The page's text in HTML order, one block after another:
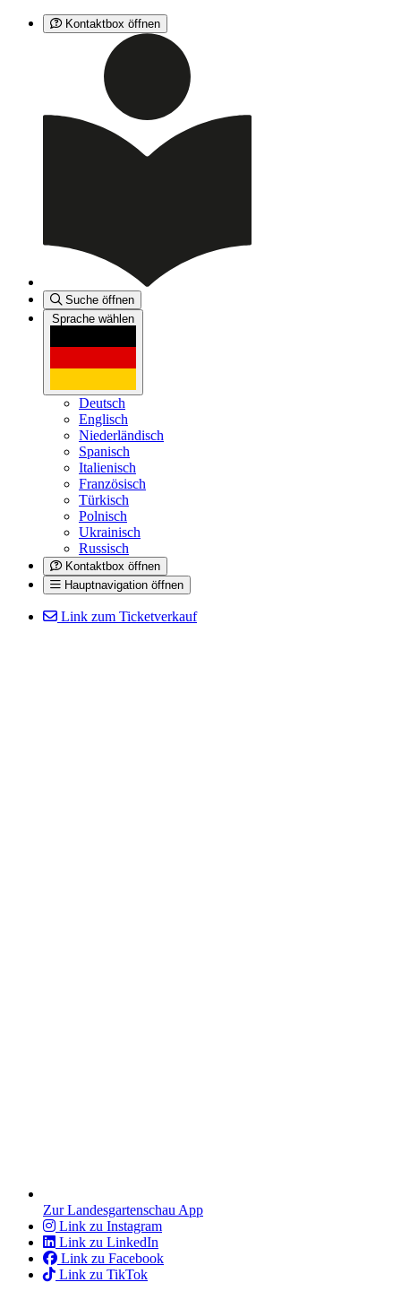
Kontaktbox öffnen
Suche öffnen
Sprache wählen
Deutsch
Englisch
Niederländisch
Spanisch
Italienisch
Französisch
Türkisch
Polnisch
Ukrainisch
Russisch
Kontaktbox öffnen
Hauptnavigation öffnen
Link zum Ticketverkauf
Zur Landesgartenschau App
Link zu Instagram
Link zu LinkedIn
Link zu Facebook
Link zu TikTok